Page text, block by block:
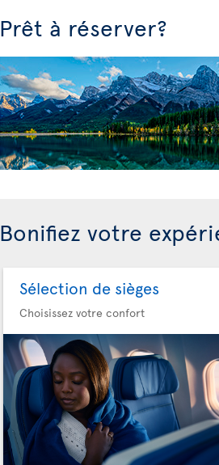
Prêt à réserver?
Bonifiez votre
Sélection de sièges
Choisissez votre confort